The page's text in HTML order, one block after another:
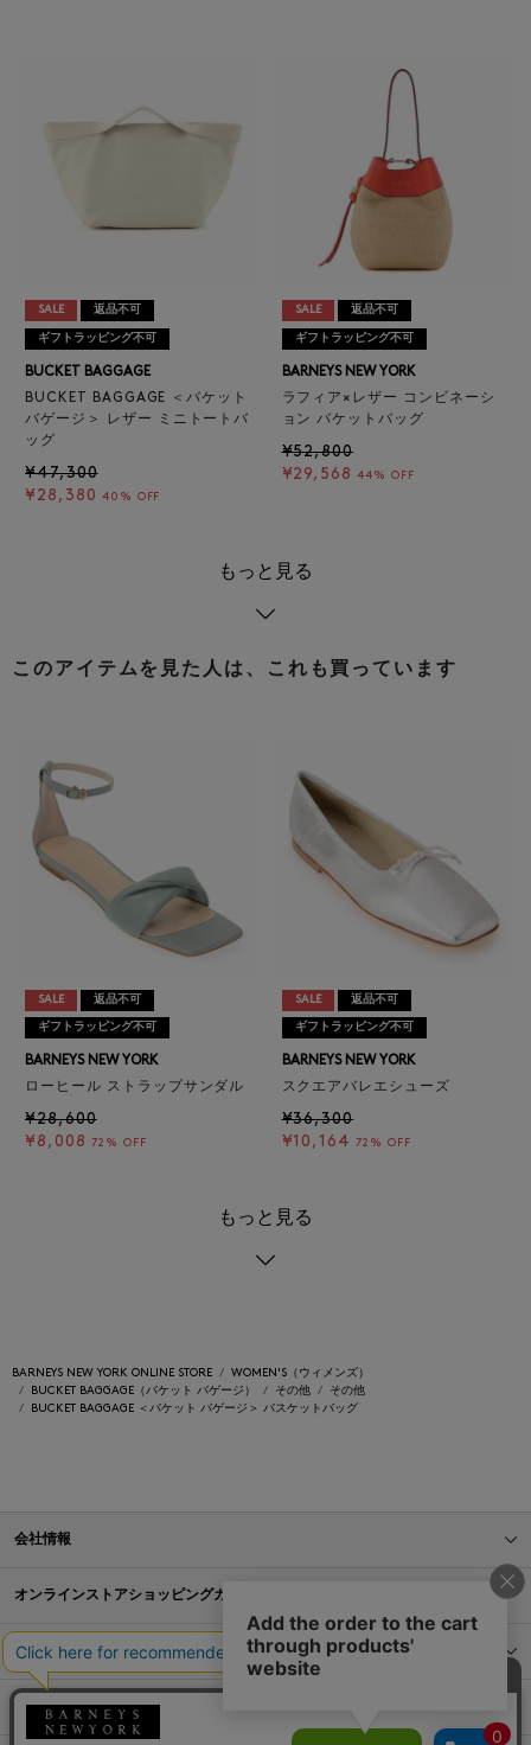
SALE 返品不可
ギフトラッピング不可
BUCKET BAGGAGE
BUCKET BAGGAGE ＜バケット
バゲージ＞ レザー ミニトートバ
ッグ
¥47,300
¥28,380 40% OFF
SALE 返品不可
ギフトラッピング不可
BARNEYS NEW YORK
ラフィア×レザー コンビネーシ
ョン バケットバッグ
¥52,800
¥29,568 44% OFF
もっと見る
このアイテムを見た人は、これも買っています
SALE 返品不可
ギフトラッピング不可
BARNEYS NEW YORK
ローヒール ストラップサンダル
¥28,600
¥8,008 72% OFF
SALE 返品不可
ギフトラッピング不可
BARNEYS NEW YORK
スクエアバレエシューズ
¥36,300
¥10,164 72% OFF
もっと見る
BARNEYS NEW YORK ONLINE STORE
WOMEN'S（ウィメンズ）
BUCKET BAGGAGE（バケット バゲージ）
その他
その他
BUCKET BAGGAGE ＜バケット バゲージ＞ バスケットバッグ
会社情報
オンラインストアショッピングガイド
店舗情報
サービス